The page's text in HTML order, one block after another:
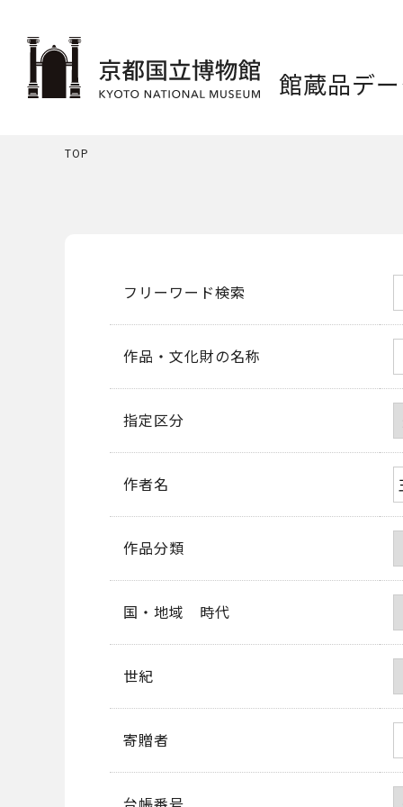
館蔵品デ
TOP
フリーワード検索
作品・文化財の名称
指定区分
作者名
作品分類
国・地域 時代
世紀
寄贈者